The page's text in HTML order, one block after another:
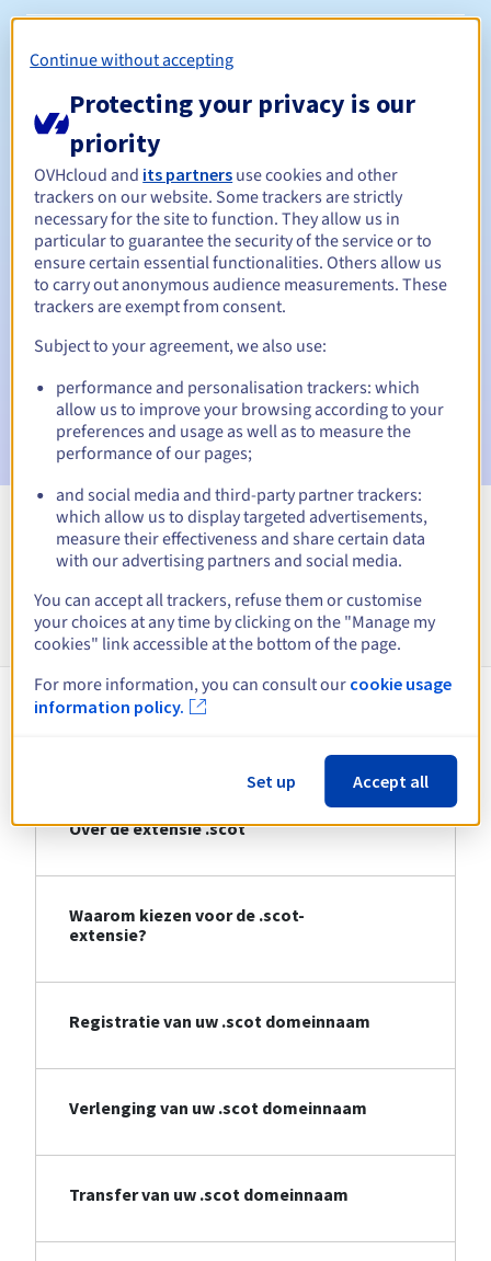
Verlengingsperiode
Inlosperiode
Automatische meldingen:
Waarschuwings-e-mails:60, 30, 15, 7 en 3 dagen vóór de
vervaldatum
E-mail op de vervaldatum om de schorsing van de
domeinnaam te melden
E-mail na de Redemption Grace Periodom de
verwijdering van de domeinnaam te melden
Bekijk alle extensies
Informatie over .scot
Over de extensie .scot
Waarom kiezen voor de .scot-
extensie?
Registratie van uw .scot domeinnaam
Verlenging van uw .scot domeinnaam
Transfer van uw .scot domeinnaam
Continue without accepting
Protecting your privacy is our
priority
OVHcloud and its partners use cookies and other
trackers on our website. Some trackers are strictly
necessary for the site to function. They allow us in
particular to guarantee the security of the service or to
ensure certain essential functionalities. Others allow us
to carry out anonymous audience measurements. These
trackers are exempt from consent.
Subject to your agreement, we also use:
performance and personalisation trackers: which
allow us to improve your browsing according to your
preferences and usage as well as to measure the
performance of our pages;
and social media and third-party partner trackers:
which allow us to display targeted advertisements,
measure their effectiveness and share certain data
with our advertising partners and social media.
You can accept all trackers, refuse them or customise
your choices at any time by clicking on the "Manage my
cookies" link accessible at the bottom of the page.
For more information, you can consult our cookie usage
information policy.
Set up Accept all